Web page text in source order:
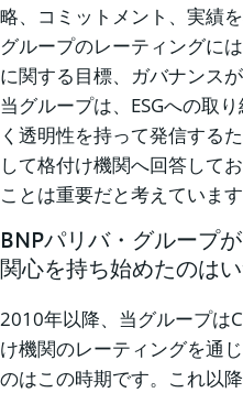
略、コミットメント、実績
グループのレーティングに
に関する目標、ガバナンス
当グループは、ESGへの取
く透明性を持って発信する
して格付け機関へ回答して
ことは重要だと考えています
BNPパリバ・グループ
関心を持ち始めたのは
2010年以降、当グループは
け機関のレーティングを通
のはこの時期です。これ以